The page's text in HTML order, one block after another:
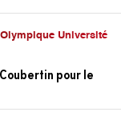
Université
pour le